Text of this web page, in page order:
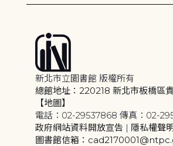
新北市立圖書館 版權所有
總館地址：220218 新北市板橋區
【地圖】
電話：02-29537868 傳真：02-
政府網站資料開放宣告 | 隱私權聲
圖書館信箱：